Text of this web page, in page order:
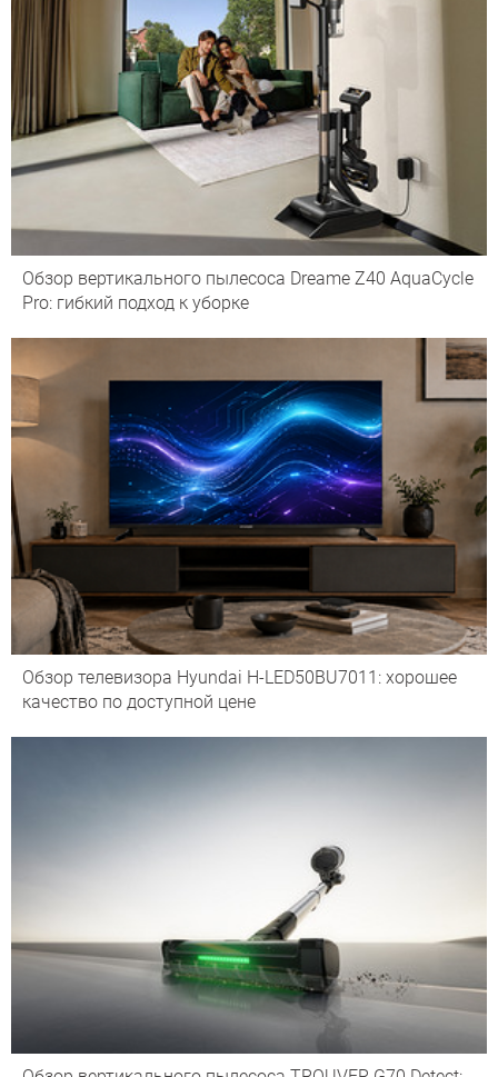
Обзор вертикального пылесоса Dreame Z40 AquaCycle
Pro: гибкий подход к уборке
Обзор телевизора Hyundai H-LED50BU7011: хорошее
качество по доступной цене